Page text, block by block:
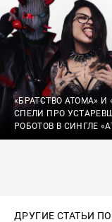
«БРАТСТВО АТОМА» И
СПЕЛИ ПРО
РОБОТОВ В СИНГЛЕ
ДРУГИЕ СТАТЬИ